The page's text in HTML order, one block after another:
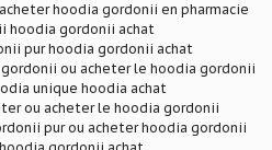
hoodia gordonii en pharmacie
hoodia gordonii achat
pur hoodia gordonii achat
ou acheter le hoodia gordonii
unique hoodia achat
ou acheter le hoodia gordonii
pur ou acheter hoodia gordonii